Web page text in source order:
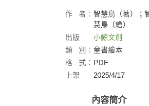
作 者： 智慧鳥（著）；
慧鳥（繪）
出版
社：
小鯨文創
類
別： 童書繪本
格
式： PDF
上架
2025/4/17
內容簡介